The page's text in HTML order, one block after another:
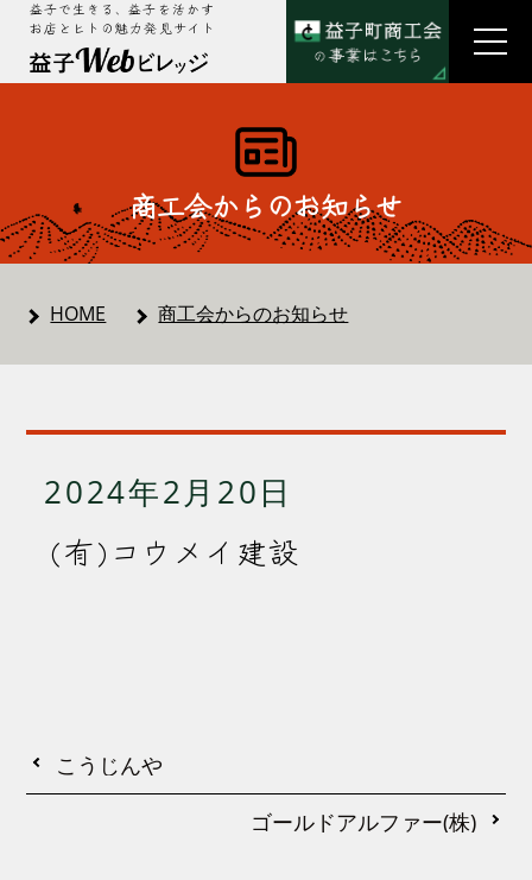
益子で生きる、益子を活かす
お店とヒトの魅力発見サイト
商工会からのお知らせ
HOME 商工会からのお知らせ
2024年2月20日
(有)コウメイ建設
こうじんや
ゴールドアルファー(株)